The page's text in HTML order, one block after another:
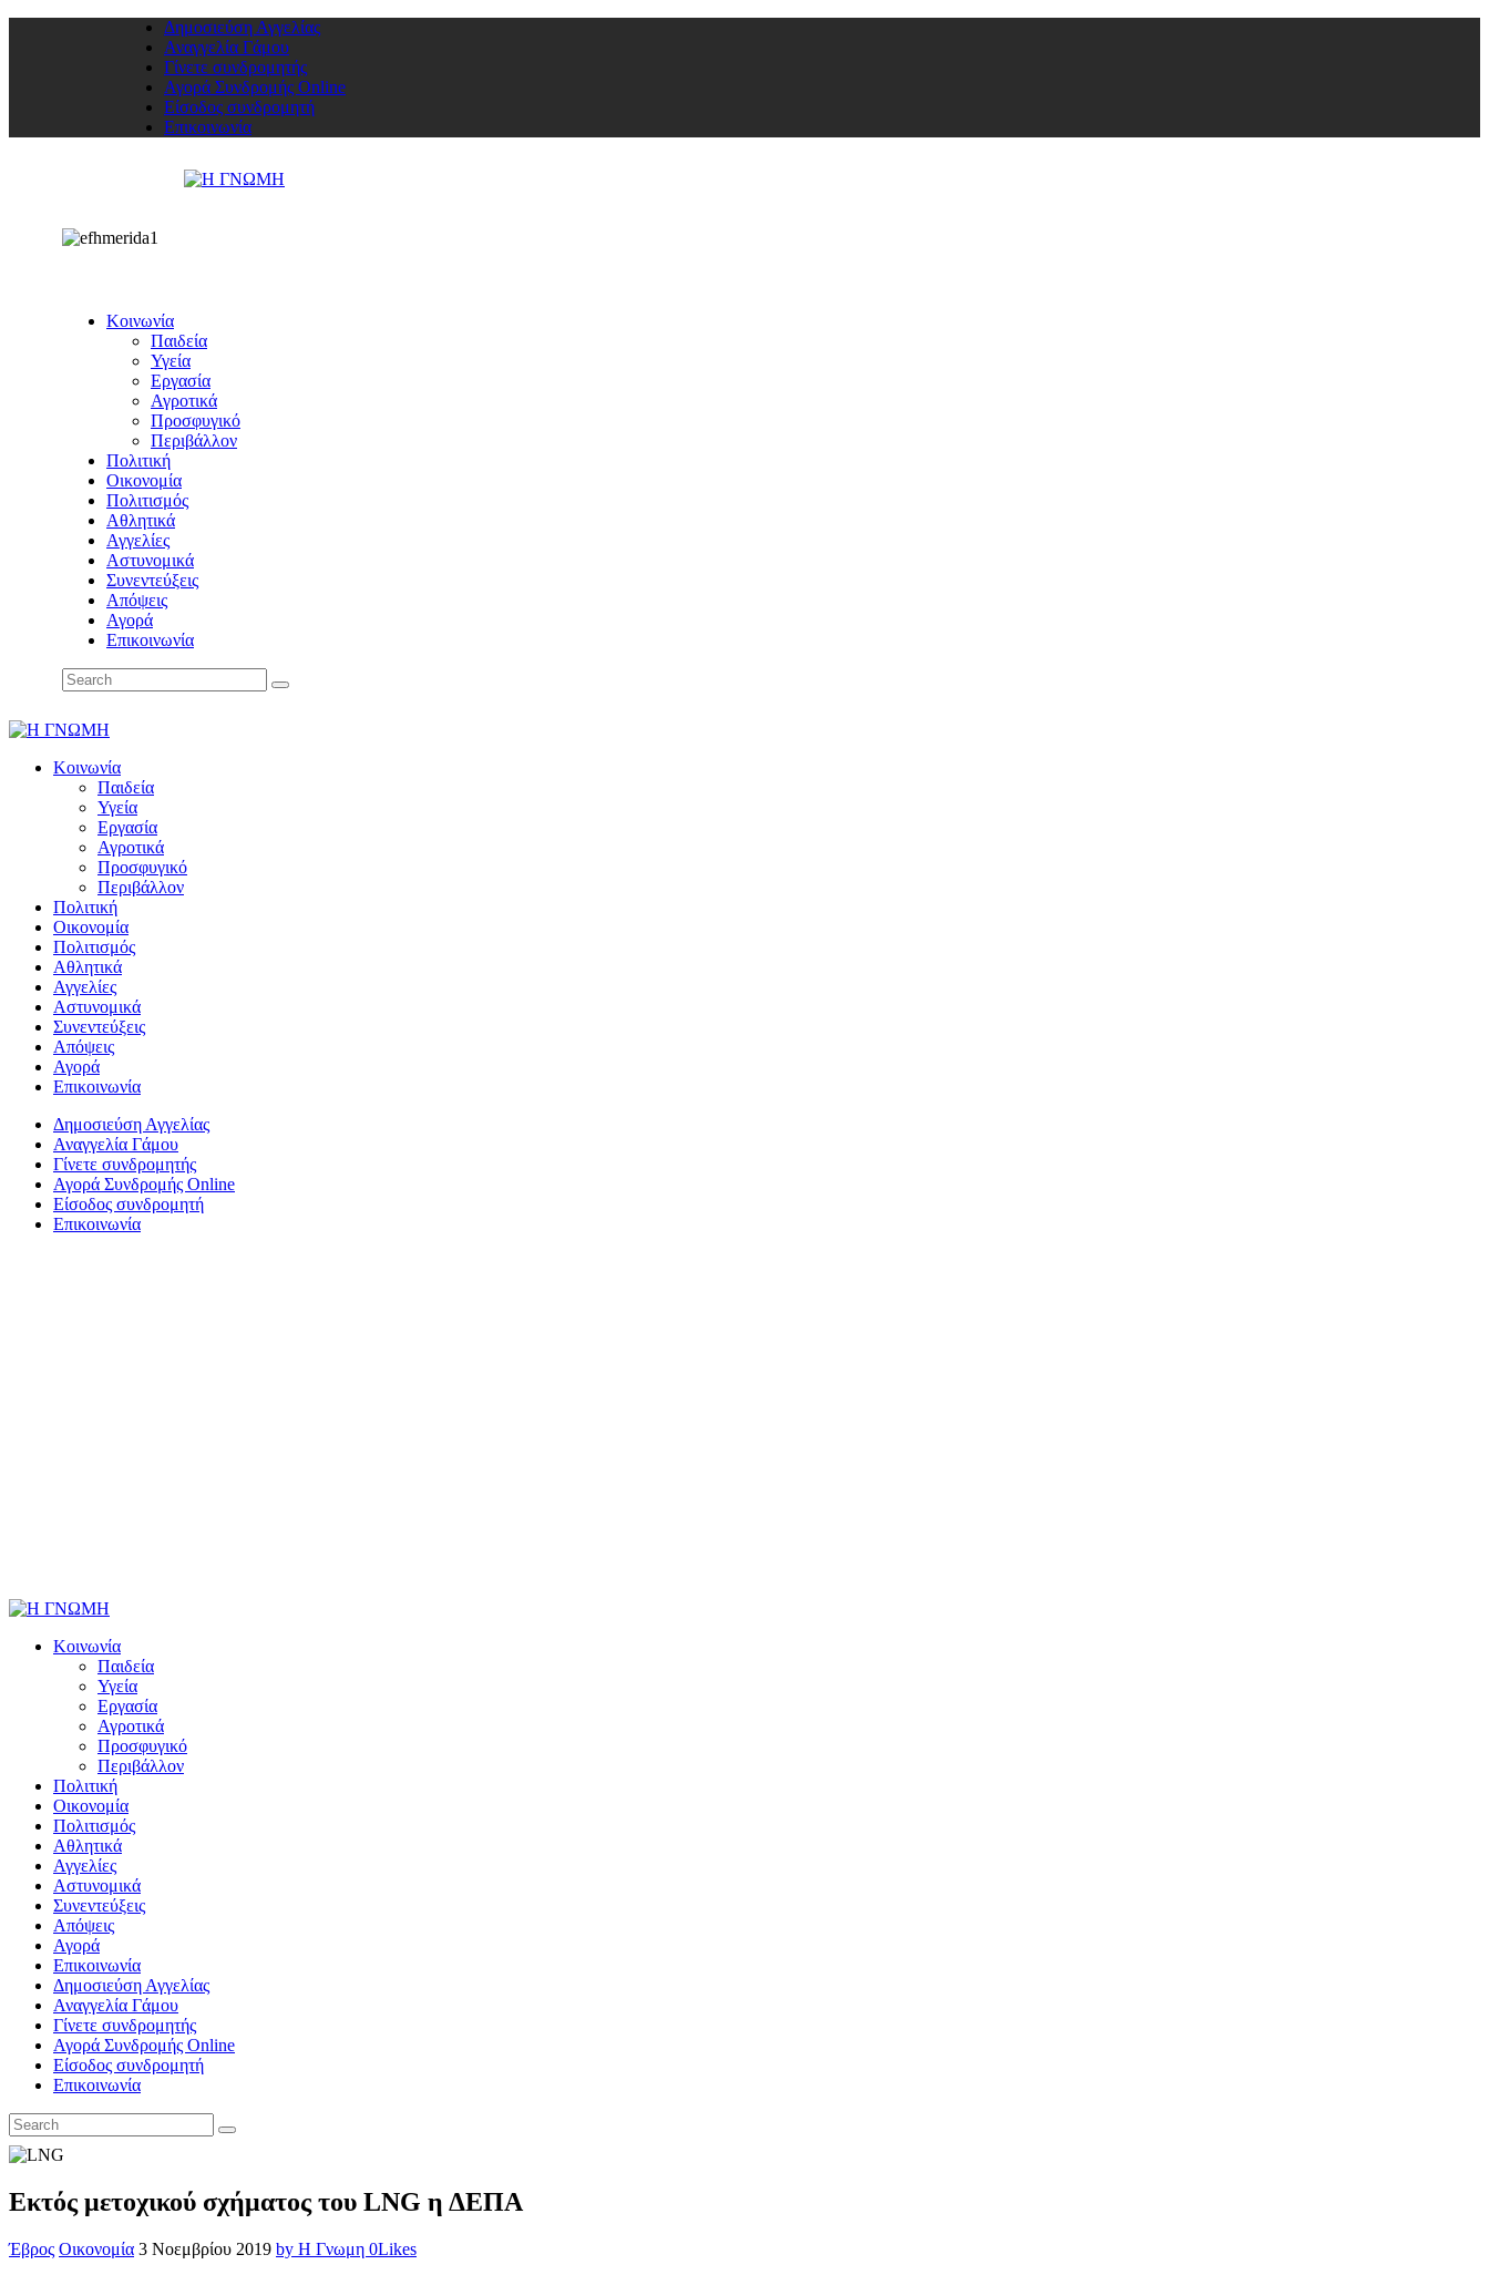
Δημοσιεύση Αγγελίας
Αναγγελία Γάμου
Γίνετε συνδρομητής
Αγορά Συνδρομής Online
Είσοδος συνδρομητή
Επικοινωνία
Κοινωνία
Παιδεία
Υγεία
Εργασία
Αγροτικά
Προσφυγικό
Περιβάλλον
Πολιτική
Οικονομία
Πολιτισμός
Αθλητικά
Αγγελίες
Αστυνομικά
Συνεντεύξεις
Απόψεις
Αγορά
Επικοινωνία
Κοινωνία
Παιδεία
Υγεία
Εργασία
Αγροτικά
Προσφυγικό
Περιβάλλον
Πολιτική
Οικονομία
Πολιτισμός
Αθλητικά
Αγγελίες
Αστυνομικά
Συνεντεύξεις
Απόψεις
Αγορά
Επικοινωνία
Δημοσιεύση Αγγελίας
Αναγγελία Γάμου
Γίνετε συνδρομητής
Αγορά Συνδρομής Online
Είσοδος συνδρομητή
Επικοινωνία
Κοινωνία
Παιδεία
Υγεία
Εργασία
Αγροτικά
Προσφυγικό
Περιβάλλον
Πολιτική
Οικονομία
Πολιτισμός
Αθλητικά
Αγγελίες
Αστυνομικά
Συνεντεύξεις
Απόψεις
Αγορά
Επικοινωνία
Δημοσιεύση Αγγελίας
Αναγγελία Γάμου
Γίνετε συνδρομητής
Αγορά Συνδρομής Online
Είσοδος συνδρομητή
Επικοινωνία
Εκτός μετοχικού σχήματος του LNG η ΔΕΠΑ
Έβρος Οικονομία 3 Νοεμβρίου 2019 by Η Γνωμη 0Likes